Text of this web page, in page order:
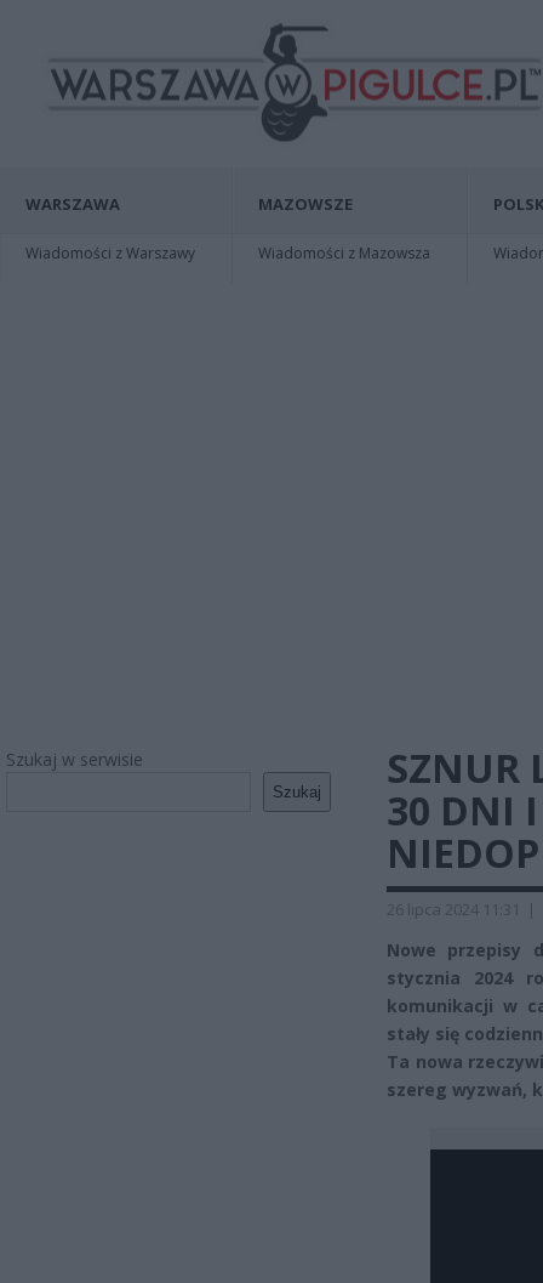
WARSZAWA
Wiadomości z Warszawy
MAZOWSZE
Wiadomości z Mazowsza
Szukaj w serwisie
Szukaj
SZNUR
30 DNI I
26 lipca 2024 11:31 |
Nowe przepisy
stycznia 2024
komunikacji w
stały się
Ta nowa
szereg wyzwań,